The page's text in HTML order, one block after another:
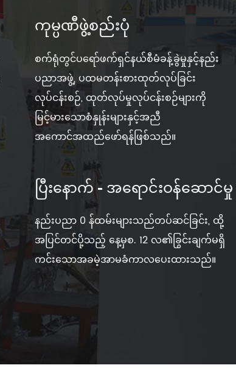
ကုမ္ပဏီဖွဲ့စည်းပုံ
စက်ရုံတွင်ပရော်ဖက်ရှင်နယ်စီမံခန့်ခွဲမှုနှင့်နည်း
ပညာအဖွဲ့, ပထမတန်းစားထုတ်လုပ်ခြင်း
လုပ်ငန်းစဉ်, ထုတ်လုပ်မှုလုပ်ငန်းစဉ်များကို
မြင့်မားသောစံနှုန်းများနှင့်အညီ
အကောင်အထည်ဖော်ရန်ဖြစ်သည်။
ပြီးနောက် - အရောင်းဝန်ဆောင်မှု
နည်းပညာ 0 န်ထမ်းများသည်တပ်ဆင်ခြင်း, ထို့
အပြင်တင်ပို့သည့် နေ့မှစ. 12 လ၏ခြွင်းချက်မရှိ
ကင်းသောအခမဲ့အာမခံကာလပေးထားသည်။